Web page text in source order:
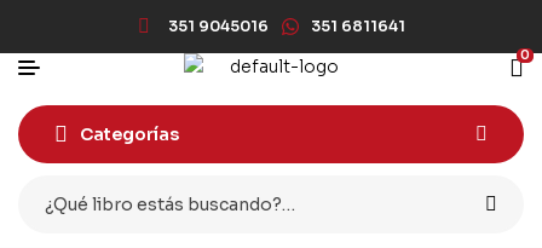
351 9045016 351 6811641
0
Categorías